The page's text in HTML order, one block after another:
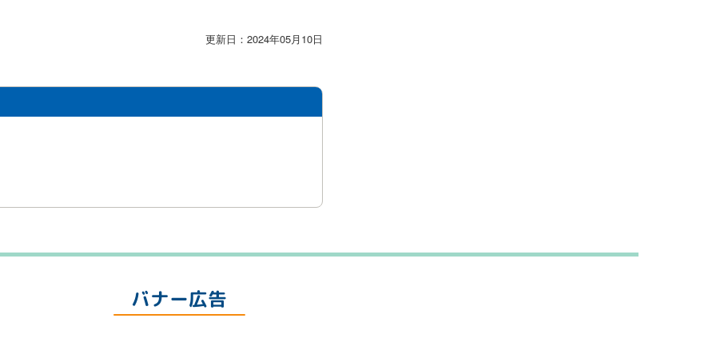
更新日：2024年05月10日
バナー広告